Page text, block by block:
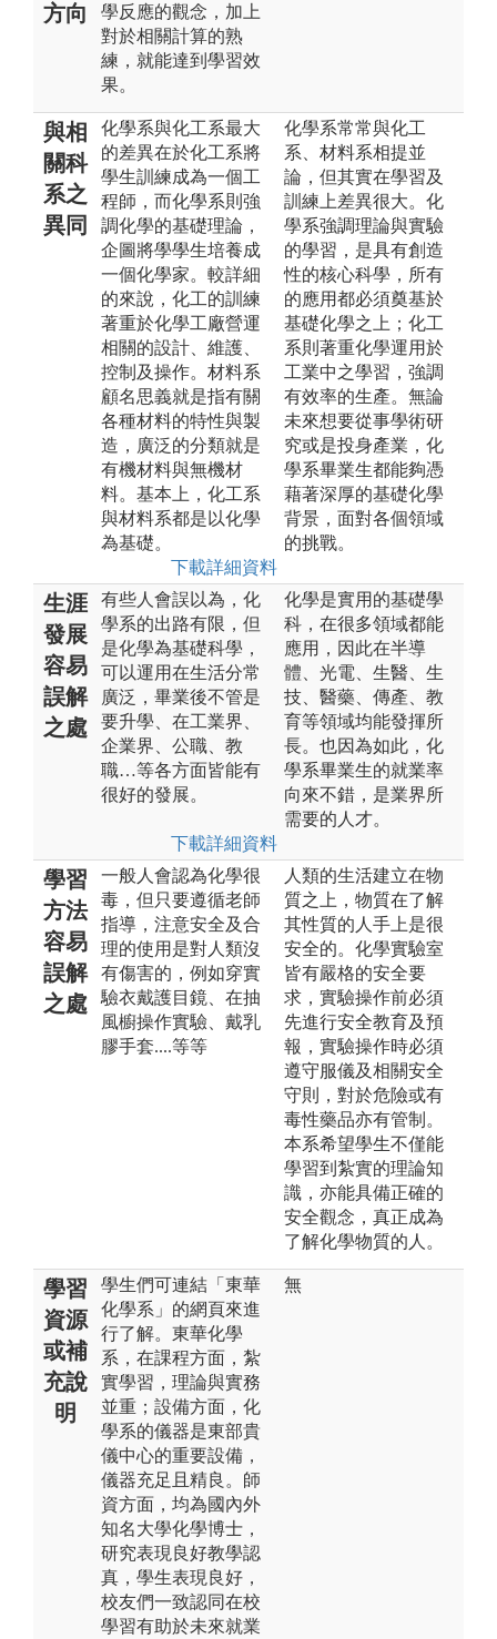
方向
學反應的觀念，加上
對於相關計算的熟
練，就能達到學習效
果。
與相
關科
系之
異同
化學系與化工系最大
的差異在於化工系將
學生訓練成為一個工
程師，而化學系則強
調化學的基礎理論，
企圖將學學生培養成
一個化學家。較詳細
的來說，化工的訓練
著重於化學工廠營運
相關的設計、維護、
控制及操作。材料系
顧名思義就是指有關
各種材料的特性與製
造，廣泛的分類就是
有機材料與無機材
料。基本上，化工系
與材料系都是以化學
為基礎。
下載詳細資料
化學系常常與化工
系、材料系相提並
論，但其實在學習及
訓練上差異很大。化
學系強調理論與實驗
的學習，是具有創造
性的核心科學，所有
的應用都必須奠基於
基礎化學之上；化工
系則著重化學運用於
工業中之學習，強調
有效率的生產。無論
未來想要從事學術研
究或是投身產業，化
學系畢業生都能夠憑
藉著深厚的基礎化學
背景，面對各個領域
的挑戰。
生涯
發展
容易
誤解
之處
有些人會誤以為，化
學系的出路有限，但
是化學為基礎科學，
可以運用在生活分常
廣泛，畢業後不管是
要升學、在工業界、
企業界、公職、教
職…等各方面皆能有
很好的發展。
下載詳細資料
化學是實用的基礎學
科，在很多領域都能
應用，因此在半導
體、光電、生醫、生
技、醫藥、傳產、教
育等領域均能發揮所
長。也因為如此，化
學系畢業生的就業率
向來不錯，是業界所
需要的人才。
學習
方法
容易
誤解
之處
一般人會認為化學很
毒，但只要遵循老師
指導，注意安全及合
理的使用是對人類沒
有傷害的，例如穿實
驗衣戴護目鏡、在抽
風櫥操作實驗、戴乳
膠手套....等等
人類的生活建立在物
質之上，物質在了解
其性質的人手上是很
安全的。化學實驗室
皆有嚴格的安全要
求，實驗操作前必須
先進行安全教育及預
報，實驗操作時必須
遵守服儀及相關安全
守則，對於危險或有
毒性藥品亦有管制。
本系希望學生不僅能
學習到紮實的理論知
識，亦能具備正確的
安全觀念，真正成為
了解化學物質的人。
學習
資源
或補
充說
明
學生們可連結「東華
化學系」的網頁來進
行了解。東華化學
系，在課程方面，紮
實學習，理論與實務
並重；設備方面，化
學系的儀器是東部貴
儀中心的重要設備，
儀器充足且精良。師
資方面，均為國內外
知名大學化學博士，
研究表現良好教學認
真，學生表現良好，
校友們一致認同在校
學習有助於未來就業
無